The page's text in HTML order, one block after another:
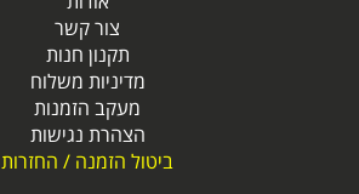
צור קשר
תקנון חנות
מדיניות משלוח
מעקב הזמנות
הצהרת נגישות
ביטול הזמנה / החזרות